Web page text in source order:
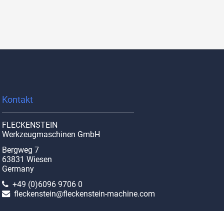
Kontakt
FLECKENSTEIN
Werkzeugmaschinen GmbH
Bergweg 7
63831 Wiesen
Germany
+49 (0)6096 9706 0
fleckenstein@fleckenstein-machine.com